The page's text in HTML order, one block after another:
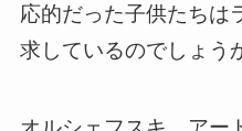
応的だった子供たちは
求しているのでしょう